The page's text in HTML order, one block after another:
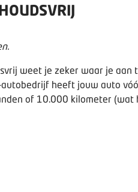
weet je zeker waar je
autobedrijf heeft jouw auto
of 10.000 kilometer (wat